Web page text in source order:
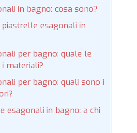
in bagno: cosa sono?
esagonali in
per bagno: quale le
materiali?
per bagno: quali sono i
esagonali in bagno: a chi